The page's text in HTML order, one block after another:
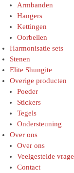
Armbanden
Hangers
Kettingen
Oorbellen
Harmonisatie sets
Stenen
Elite Shungite
Overige producten
Poeder
Stickers
Tegels
Ondersteuning
Over ons
Over ons
Veelgestelde
Contact